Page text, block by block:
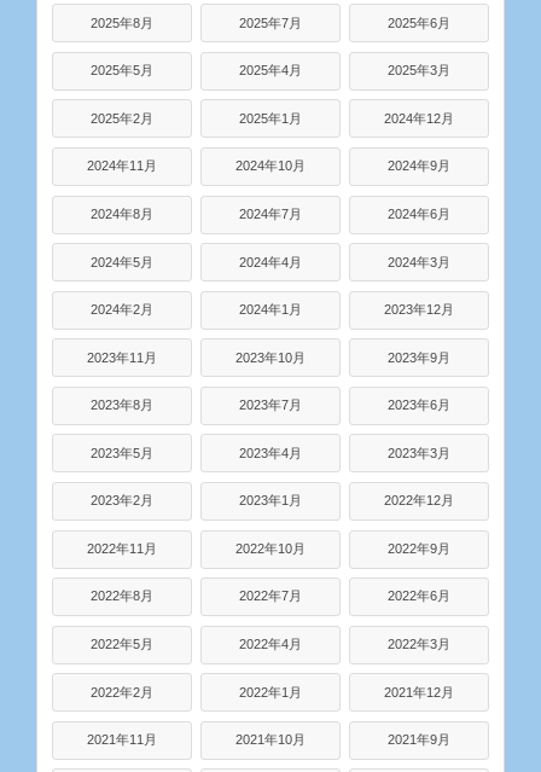
2025年8月 2025年7月 2025年6月
2025年5月 2025年4月 2025年3月
2025年2月 2025年1月 2024年12月
2024年11月 2024年10月 2024年9月
2024年8月 2024年7月 2024年6月
2024年5月 2024年4月 2024年3月
2024年2月 2024年1月 2023年12月
2023年11月 2023年10月 2023年9月
2023年8月 2023年7月 2023年6月
2023年5月 2023年4月 2023年3月
2023年2月 2023年1月 2022年12月
2022年11月 2022年10月 2022年9月
2022年8月 2022年7月 2022年6月
2022年5月 2022年4月 2022年3月
2022年2月 2022年1月 2021年12月
2021年11月 2021年10月 2021年9月